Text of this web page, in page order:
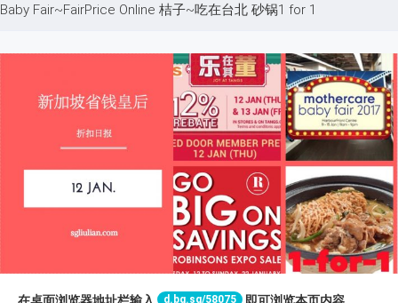
Baby Fair~FairPrice Online 桔子~吃在台北 砂锅1 for 1
d.bq.sg/58075